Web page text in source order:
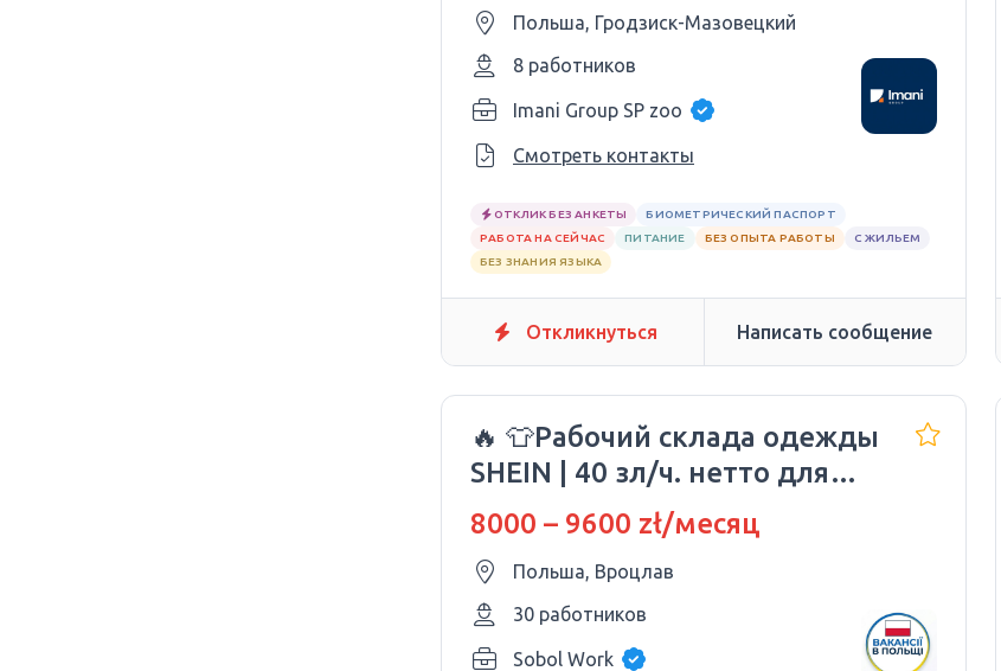
Польша, Гродзиск-Мазовецкий
8 работников
Imani Group SP zoo
Смотреть контакты
ОТКЛИК БЕЗ АНКЕТЫ
БИОМЕТРИЧЕСКИЙ ПАСПОРТ
РАБОТА НА СЕЙЧАС
ПИТАНИЕ БЕЗ ОПЫТА РАБОТЫ
С ЖИЛЬЕМ
БЕЗ ЗНАНИЯ ЯЗЫКА
Откликнуться Написать сообщение
🔥 👕Рабочий склада одежды
SHEIN | 40 зл/ч. нетто для
молодежи!
8000 – 9600 zł/месяц
Польша, Вроцлав
30 работников
Sobol Work